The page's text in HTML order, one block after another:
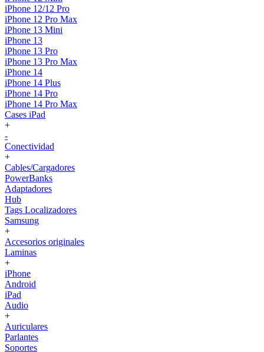
iPhone 12/12 Pro
iPhone 12 Pro Max
iPhone 13 Mini
iPhone 13
iPhone 13 Pro
iPhone 13 Pro Max
iPhone 14
iPhone 14 Plus
iPhone 14 Pro
iPhone 14 Pro Max
Cases iPad
+
-
Conectividad
+
Cables/Cargadores
PowerBanks
Adaptadores
Hub
Tags Localizadores
Samsung
+
Accesorios originales
Laminas
+
iPhone
Android
iPad
Audio
+
Auriculares
Parlantes
Soportes